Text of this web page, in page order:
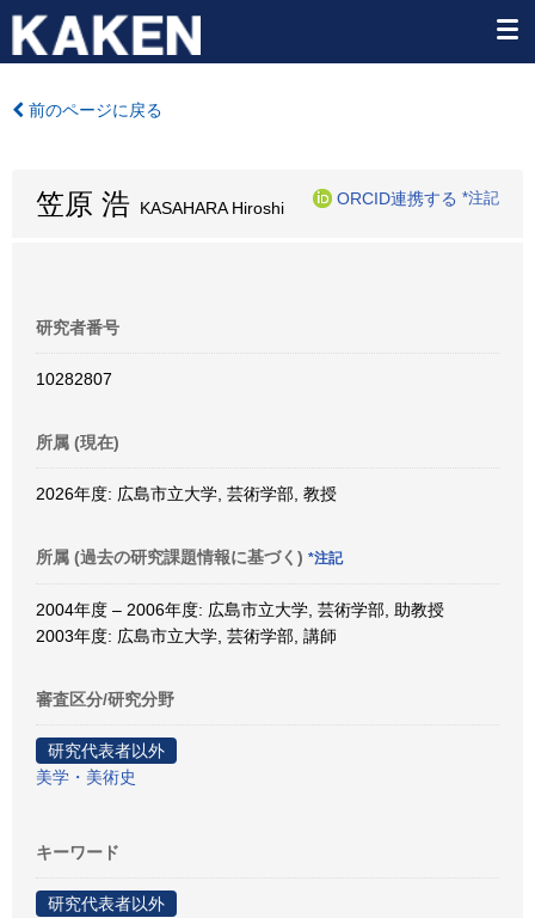
前のページに戻る
笠原 浩 KASAHARA Hiroshi
ORCID連携する *注記
研究者番号
10282807
所属 (現在)
2026年度: 広島市立大学, 芸術学部, 教授
所属 (過去の研究課題情報に基づく) *注記
2004年度 – 2006年度: 広島市立大学, 芸術学部, 助教授
2003年度: 広島市立大学, 芸術学部, 講師
審査区分/研究分野
研究代表者以外
美学・美術史
キーワード
研究代表者以外